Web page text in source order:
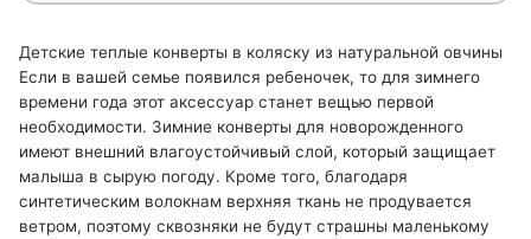
Детские теплые конверты в коляску из натуральной овчины
Если в вашей семье появился ребеночек, то для зимнего
времени года этот аксессуар станет вещью первой
необходимости. Зимние конверты для новорожденного
имеют внешний влагоустойчивый слой, который защищает
малыша в сырую погоду. Кроме того, благодаря
синтетическим волокнам верхняя ткань не продувается
ветром, поэтому сквозняки не будут страшны маленькому